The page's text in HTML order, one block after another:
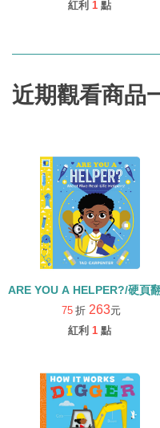
紅利 1 點
近期觀看商品
ARE YOU A HELPER?/硬頁翻
75 折 263元
紅利 1 點